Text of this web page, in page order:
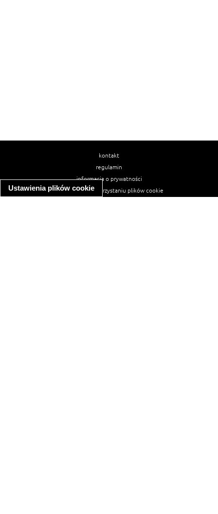
Ustawienia plików cookie
kontakt
regulamin
informacja o prywatności
informacja o wykorzystaniu plików cookie